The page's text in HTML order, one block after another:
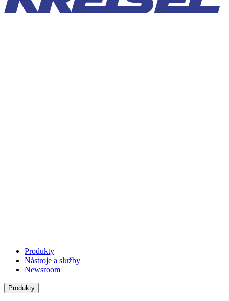
Produkty
Nástroje a služby
Newsroom
Produkty